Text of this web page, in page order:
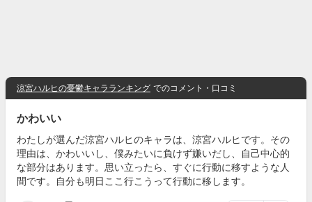
涼宮ハルヒの憂鬱キャラランキング でのコメント・口コミ
かわいい
わたしが選んだ涼宮ハルヒのキャラは、涼宮ハルヒです。その
理由は、かわいいし、僕みたいに負けず嫌いだし、自己中心的
な部分はあります。思い立ったら、すぐに行動に移すような人
間です。自分も明日ここ行こうって行動に移します。